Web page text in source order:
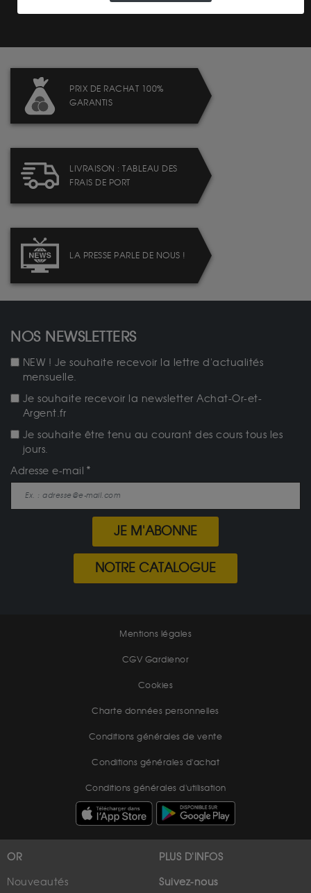
PRIX DE RACHAT 100%
GARANTIS
LIVRAISON : TABLEAU DES
FRAIS DE PORT
LA PRESSE PARLE DE NOUS !
NOS NEWSLETTERS
NEW ! Je souhaite recevoir la lettre d'actualités
mensuelle.
Je souhaite recevoir la newsletter Achat-Or-et-
Argent.fr
Je souhaite être tenu au courant des cours tous les
jours.
Adresse e-mail
JE M'ABONNE
NOTRE CATALOGUE
Mentions légales
CGV Gardienor
Cookies
Charte données personnelles
Conditions générales de vente
Conditions générales d'achat
Conditions générales d'utilisation
OR
Nouveautés
PLUS D'INFOS
Suivez-nous